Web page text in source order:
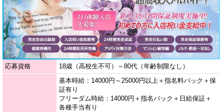
応募資格 18歳（高校生不可）～80代（年齢制限なし）
基本時給：14000円～25000円以上＋指名料バック＋保
証有り
フリーダム時給：14000円＋指名バック＋日給保証＋
各種手当有り